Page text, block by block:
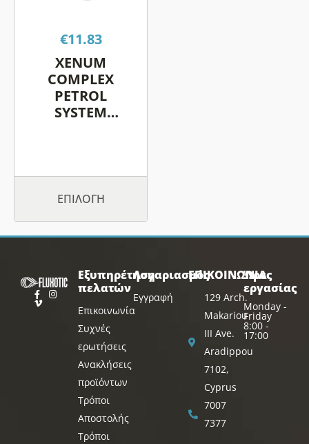
€11.83
XENUM
COMPLEX
PETROL
SYSTEM
ΕΠΙΛΟΓΉ
παραλλαγές.
επιλογές
μπορούν
να
επιλεγούν
στη
Εξυπηρέτηση
πελατών
Επικοινωνία
Συχνές
ερωτήσεις
Ανακλήσεις
προϊόντων
Τρόποι
Αποστολής
Τρόποι
Λογαριασμός
Εγγραφή
ΕΠΙΚΟΙΝΩΝΙΑ
129 Arch.
Makariou
III Ave.
Aradippou
7102,
Cyprus
7007
7377
Ώρες
εργασίας
Monday -
Friday
8:00 -
17:00